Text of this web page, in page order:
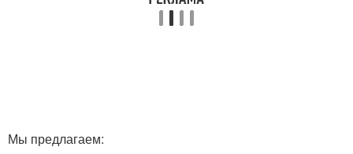
Мы предлагаем: